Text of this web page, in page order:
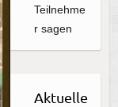
Teilnehme
r sagen
Aktuelle